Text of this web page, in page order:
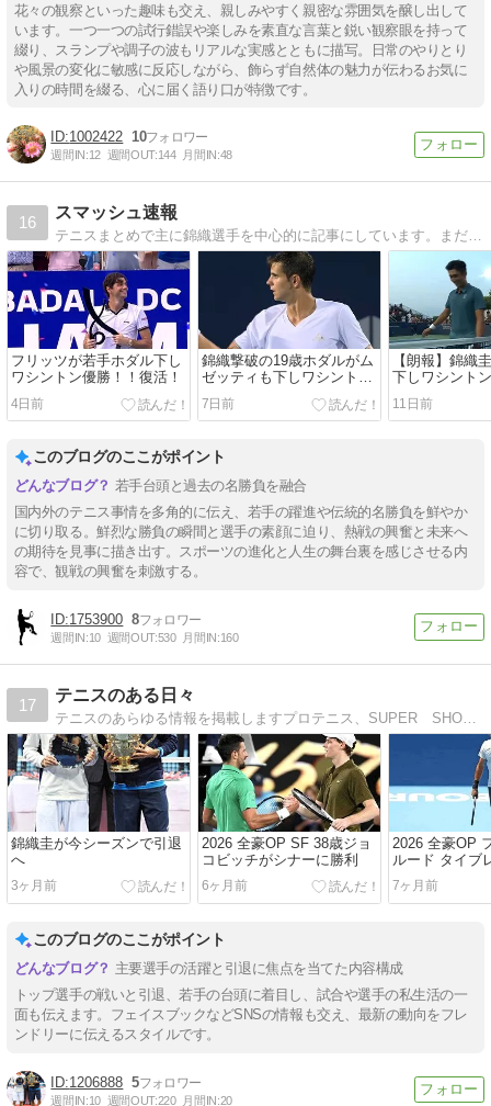
花々の観察といった趣味も交え、親しみやすく親密な雰囲気を醸し出して
います。一つ一つの試行錯誤や楽しみを素直な言葉と鋭い観察眼を持って
綴り、スランプや調子の波もリアルな実感とともに描写。日常のやりとり
や風景の変化に敏感に反応しながら、飾らず自然体の魅力が伝わるお気に
入りの時間を綴る、心に届く語り口が特徴です。
1002422 10
週間IN:12 週間OUT:144 月間IN:48
16
スマッシュ速報
テニスまとめで主に錦織選手を中心的に記事にしています。まだ始めたばかりで拙い部分もあると思いますが、よろしくお願いします。
フリッツが若手ホダル下し
ワシントン優勝！！復活！
4日前
錦織撃破の19歳ホダルがム
ゼッティも下しワシントン
ベスト4へ！！もう実力は
TOP10級！？
7日前
【朗報】錦織
下しワシント
破！！
11日前
このブログのここがポイント
若手台頭と過去の名勝負を融合
国内外のテニス事情を多角的に伝え、若手の躍進や伝統的名勝負を鮮やか
に切り取る。鮮烈な勝負の瞬間と選手の素顔に迫り、熱戦の興奮と未来へ
の期待を見事に描き出す。スポーツの進化と人生の舞台裏を感じさせる内
容で、観戦の興奮を刺激する。
1753900 8
週間IN:10 週間OUT:530 月間IN:160
17
テニスのある日々
テニスのあらゆる情報を掲載しますプロテニス、SUPER SHOT、テニス本、こぼれ話まで
錦織圭が今シーズンで引退
へ
3ヶ月前
2026 全豪OP SF 38歳ジョ
コビッチがシナーに勝利
6ヶ月前
2026 全豪OP
ルード タイブ
7ヶ月前
このブログのここがポイント
主要選手の活躍と引退に焦点を当てた内容構成
トップ選手の戦いと引退、若手の台頭に着目し、試合や選手の私生活の一
面も伝えます。フェイスブックなどSNSの情報も交え、最新の動向をフレ
ンドリーに伝えるスタイルです。
1206888 5
週間IN:10 週間OUT:220 月間IN:20